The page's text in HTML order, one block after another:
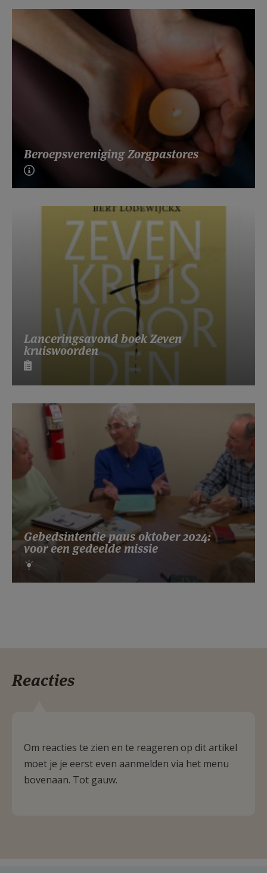
Beroepsvereniging Zorgpastores
Lanceringsavond boek Zeven
kruiswoorden
Gebedsintentie paus oktober 2024:
voor een gedeelde missie
Reacties
Om reacties te zien en te reageren op dit artikel
moet je je eerst even aanmelden via het menu
bovenaan. Tot gauw.